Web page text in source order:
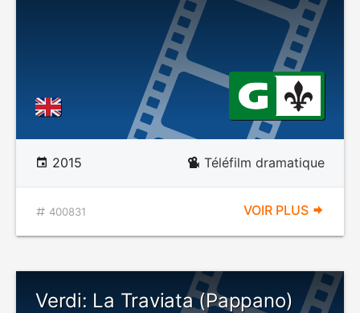
2015 Téléfilm dramatique
400831 VOIR PLUS
Verdi: La Traviata (Pappano)